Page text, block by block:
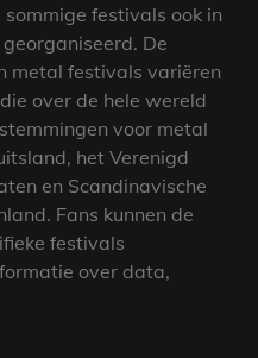
festivals ook in
De
metal festivals variëren
over de hele wereld
voor metal
het Verenigd
en Scandinavische
Fans kunnen de
festivals
over data,